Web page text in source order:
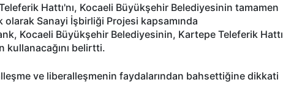
Hattı'nı, Kocaeli Büyükşehir Belediyesinin tamamen
Sanayi İşbirliği Projesi kapsamında
Kocaeli Büyükşehir Belediyesinin, Kartepe Teleferik Hattı
kullanacağını belirtti.
ve liberalleşmenin faydalarından bahsettiğine dikkati